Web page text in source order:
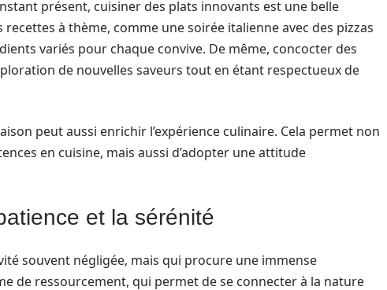
présent, cuisiner des plats innovants est une belle
à thème, comme une soirée italienne avec des pizzas
variés pour chaque convive. De même, concocter des
de nouvelles saveurs tout en étant respectueux de
peut aussi enrichir l’expérience culinaire. Cela permet non
en cuisine, mais aussi d’adopter une attitude
et la sérénité
souvent négligée, mais qui procure une immense
de ressourcement, qui permet de se connecter à la nature